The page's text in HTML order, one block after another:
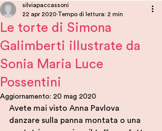
Le torte di Simona
Galimberti illustrate da
Sonia Maria Luce
Possentini
silviapaccassoni
22 apr 2020 Tempo di lettura: 2 min
Aggiornamento: 20 mag 2020
Avete mai visto Anna Pavlova
danzare sulla panna montata o una